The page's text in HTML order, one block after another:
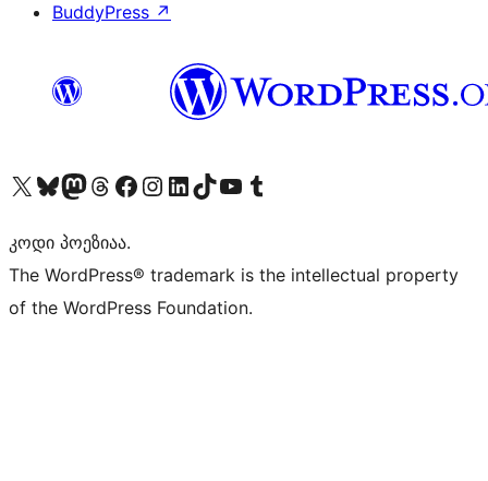
BuddyPress ↗
Visit our X (formerly Twitter) account
Visit our Bluesky account
Visit our Mastodon account
Visit our Threads account
Visit our Facebook page
Visit our Instagram account
Visit our LinkedIn account
Visit our TikTok account
Visit our YouTube channel
Visit our Tumblr account
კოდი პოეზიაა.
The WordPress® trademark is the intellectual property
of the WordPress Foundation.